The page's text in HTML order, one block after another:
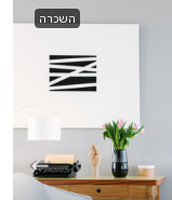
השכרה